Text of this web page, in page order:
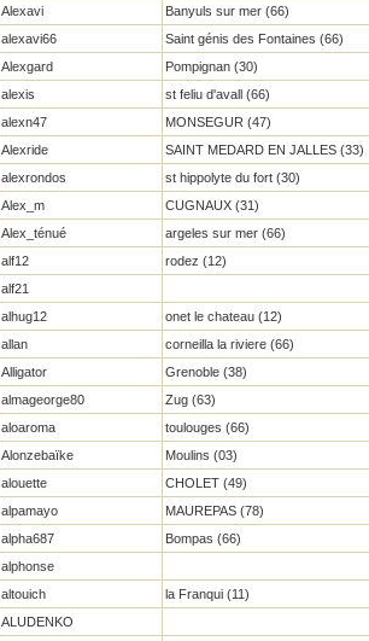
Alexavi
Banyuls sur mer (66)
alexavi66
Saint génis des Fontaines (66)
Alexgard
Pompignan (30)
alexis
st feliu d'avall (66)
alexn47
MONSEGUR (47)
Alexride
SAINT MEDARD EN JALLES (33)
alexrondos
st hippolyte du fort (30)
Alex_m
CUGNAUX (31)
Alex_ténué
argeles sur mer (66)
alf12
rodez (12)
alf21
alhug12
onet le chateau (12)
allan
corneilla la riviere (66)
Alligator
Grenoble (38)
almageorge80
Zug (63)
aloaroma
toulouges (66)
Alonzebaïke
Moulins (03)
alouette
CHOLET (49)
alpamayo
MAUREPAS (78)
alpha687
Bompas (66)
alphonse
altouich
la Franqui (11)
ALUDENKO